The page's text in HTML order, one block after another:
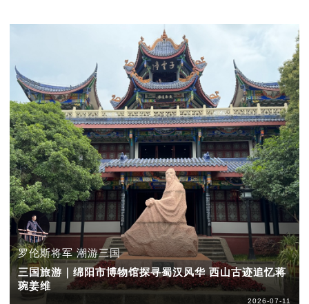
罗伦斯将军 潮游三国
三国旅游｜绵阳市博物馆探寻蜀汉风华 西山古迹追忆蒋
琬姜维
2026-07-11